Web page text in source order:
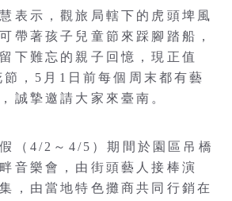
表示，觀旅局轄下的虎頭埤風
帶著孩子兒童節來踩腳踏船，
下難忘的親子回憶，現正值
，5月1日前每個周末都有藝
誠摯邀請大家來臺南。
（4/2～4/5）期間於園區吊橋
音樂會，由街頭藝人接棒演
，由當地特色攤商共同行銷在